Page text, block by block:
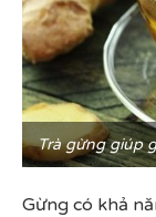
Trà gừng giúp
Gừng có khả